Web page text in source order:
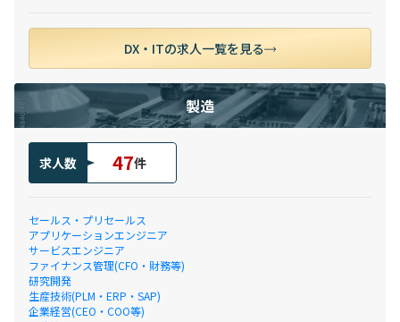
DX・ITの求人一覧を見る
製造
求人数 47件
セールス・プリセールス
アプリケーションエンジニア
サービスエンジニア
ファイナンス管理(CFO・財務等)
研究開発
生産技術(PLM・ERP・SAP)
企業経営(CEO・COO等)